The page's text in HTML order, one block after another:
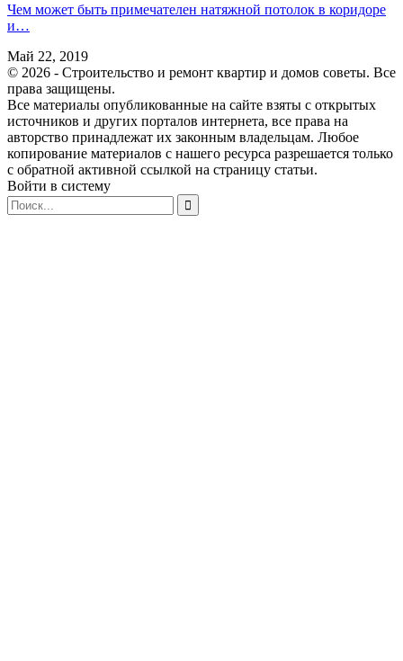
Чем может быть примечателен натяжной потолок в коридоре
и…
Май 22, 2019
© 2026 - Строительство и ремонт квартир и домов советы. Все
права защищены.
Все материалы опубликованные на сайте взяты с открытых
источников и других порталов интернета, все права на
авторство принадлежат их законным владельцам. Любое
копирование материалов с нашего ресурса разрешается только
с обратной активной ссылкой на страницу статьи.
Войти в систему